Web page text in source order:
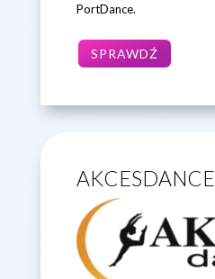
PortDance.
SPRAWDŹ
AKCESDANCE